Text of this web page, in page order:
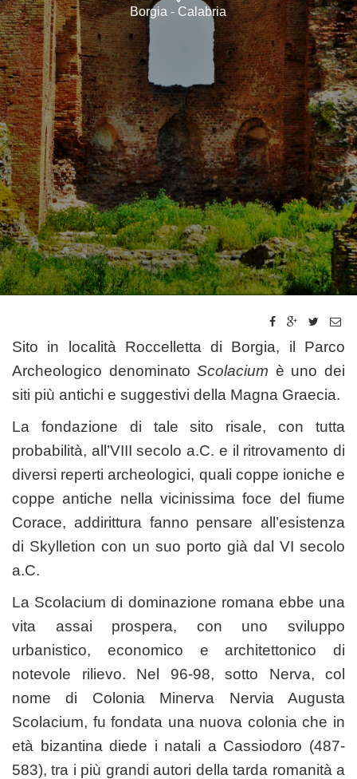
Borgia - Calabria
Sito in località Roccelletta di Borgia, il Parco
Archeologico denominatoScolacium è uno dei
siti più antichi e suggestivi della Magna Graecia.
La fondazione di tale sito risale, con tutta
probabilità, all’VIII secolo a.C. e il ritrovamento di
diversi reperti archeologici, quali coppe ioniche e
coppe antiche nella vicinissima foce del fiume
Corace, addirittura fanno pensare all’esistenza
di Skylletion con un suo porto già dal VI secolo
a.C.
La Scolacium di dominazione romana ebbe una
vita assai prospera, con uno sviluppo
urbanistico, economico e architettonico di
notevole rilievo. Nel 96-98, sotto Nerva, col
nome di Colonia Minerva Nervia Augusta
Scolacium, fu fondata una nuova colonia che in
età bizantina diede i natali a Cassiodoro (487-
583), tra i più grandi autori della tarda romanità a